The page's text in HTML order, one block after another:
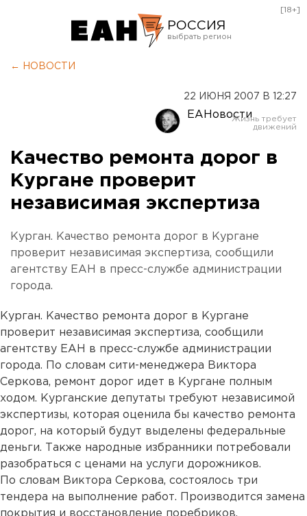
РОССИЯ
Оренбург
[18+]
← НОВОСТИ
22 ИЮНЯ 2007 В 12:27
ЕАНовости
Качество ремонта дорог в
Кургане проверит
независимая экспертиза
Курган. Качество ремонта дорог в Кургане
проверит независимая экспертиза, сообщили
агентству ЕАН в пресс-службе администрации
города.
Курган. Качество ремонта дорог в Кургане
проверит независимая экспертиза, сообщили
агентству ЕАН в пресс-службе администрации
города. По словам сити-менеджера Виктора
Серкова, ремонт дорог идет в Кургане полным
ходом. Курганские депутаты требуют независимой
экспертизы, которая оценила бы качество ремонта
дорог, на который будут выделены федеральные
деньги. Также народные избранники потребовали
разобраться с ценами на услуги дорожников.
По словам Виктора Серкова, состоялось три
тендера на выполнение работ. Производится замена
покрытия и восстановление поребриков,